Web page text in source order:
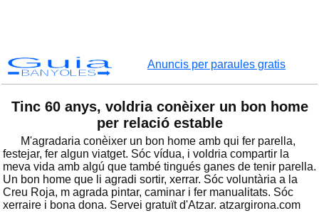
Guia
BANYOLES
Anuncis per paraules gratis
Tinc 60 anys, voldria conèixer un bon home
per relació estable
M'agradaria conèixer un bon home amb qui fer parella,
festejar, fer algun viatget. Sóc vídua, i voldria compartir la
meva vida amb algú que també tingués ganes de tenir parella.
Un bon home que li agradi sortir, xerrar. Sóc voluntària a la
Creu Roja, m agrada pintar, caminar i fer manualitats. Sóc
xerraire i bona dona. Servei gratuït d'Atzar. atzargirona.com